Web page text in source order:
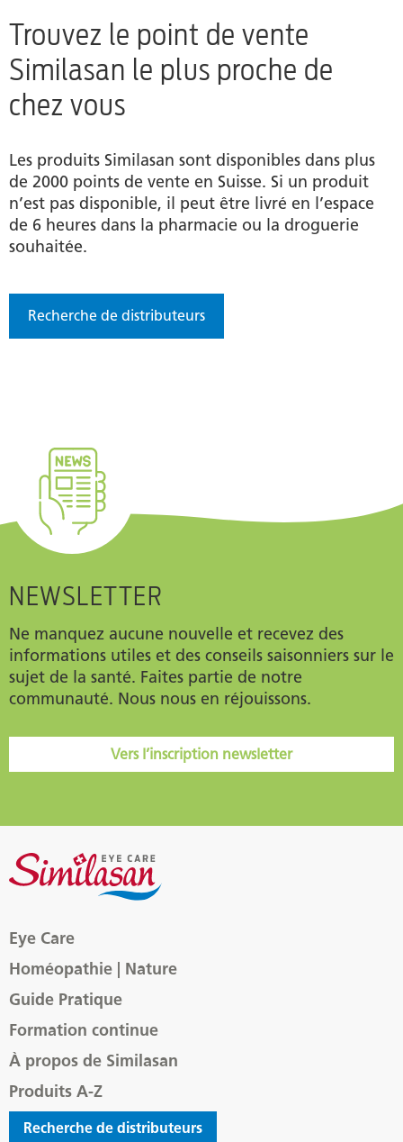
Trouvez le point de vente
Similasan le plus proche de
chez vous
Les produits Similasan sont disponibles dans plus
de 2000 points de vente en Suisse. Si un produit
n’est pas disponible, il peut être livré en l’espace
de 6 heures dans la pharmacie ou la droguerie
souhaitée.
Recherche de distributeurs
NEWSLETTER
Ne manquez aucune nouvelle et recevez des
informations utiles et des conseils saisonniers sur le
sujet de la santé. Faites partie de notre
communauté. Nous nous en réjouissons.
Vers l’inscription newsletter
Eye Care
Homéopathie | Nature
Guide Pratique
Formation continue
À propos de Similasan
Produits A-Z
Recherche de distributeurs